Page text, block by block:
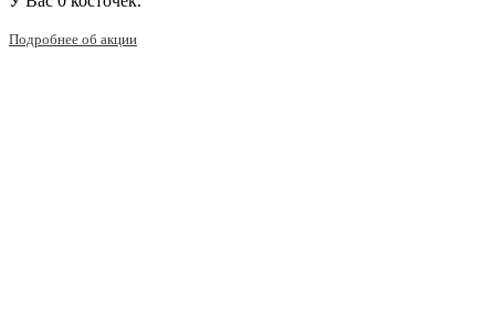
Подробнее об акции